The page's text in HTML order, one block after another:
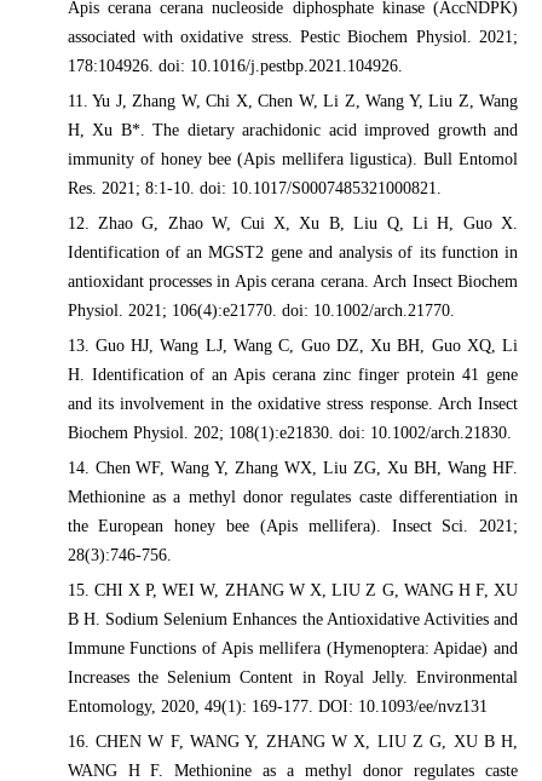
Apis cerana cerana nucleoside diphosphate kinase (AccNDPK)
associated with oxidative stress. Pestic Biochem Physiol. 2021;
178:104926. doi: 10.1016/j.pestbp.2021.104926.
11. Yu J, Zhang W, Chi X, Chen W, Li Z, Wang Y, Liu Z, Wang
H, Xu B*. The dietary arachidonic acid improved growth and
immunity of honey bee (Apis mellifera ligustica). Bull Entomol
Res. 2021; 8:1-10. doi: 10.1017/S0007485321000821.
12. Zhao G, Zhao W, Cui X, Xu B, Liu Q, Li H, Guo X.
Identification of an MGST2 gene and analysis of its function in
antioxidant processes in Apis cerana cerana. Arch Insect Biochem
Physiol. 2021; 106(4):e21770. doi: 10.1002/arch.21770.
13. Guo HJ, Wang LJ, Wang C, Guo DZ, Xu BH, Guo XQ, Li
H. Identification of an Apis cerana zinc finger protein 41 gene
and its involvement in the oxidative stress response. Arch Insect
Biochem Physiol. 202; 108(1):e21830. doi: 10.1002/arch.21830.
14. Chen WF, Wang Y, Zhang WX, Liu ZG, Xu BH, Wang HF.
Methionine as a methyl donor regulates caste differentiation in
the European honey bee (Apis mellifera). Insect Sci. 2021;
28(3):746-756.
15. CHI X P, WEI W, ZHANG W X, LIU Z G, WANG H F, XU
B H. Sodium Selenium Enhances the Antioxidative Activities and
Immune Functions of Apis mellifera (Hymenoptera: Apidae) and
Increases the Selenium Content in Royal Jelly. Environmental
Entomology, 2020, 49(1): 169-177. DOI: 10.1093/ee/nvz131
16. CHEN W F, WANG Y, ZHANG W X, LIU Z G, XU B H,
WANG H F. Methionine as a methyl donor regulates caste